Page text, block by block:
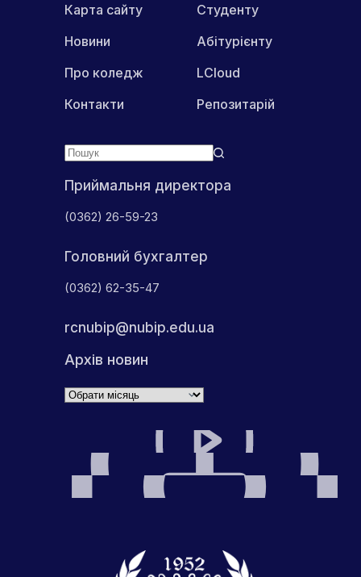
Приймальня директора
(0362) 26-59-23
Головний бухгалтер
(0362) 62-35-47
rcnubip@nubip.edu.ua
Архів новин
Архіви
Карта сайту
Новини
Про коледж
Контакти
Студенту
Абітурієнту
LCloud
Репозитарій